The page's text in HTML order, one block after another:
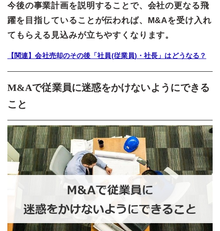
今後の事業計画を説明することで、会社の更なる飛
躍を目指していることが伝われば、M&Aを受け入れ
てもらえる見込みが立ちやすくなります。
【関連】会社売却のその後「社員(従業員)・社長」はどうなる？
M&Aで従業員に迷惑をかけないようにできる
こと